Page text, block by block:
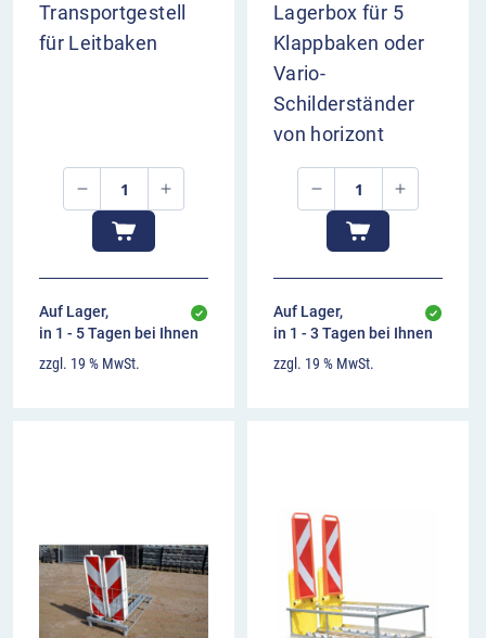
Transportgestell
für Leitbaken
Auf Lager,
in 1 - 5 Tagen bei Ihnen
zzgl. 19 % MwSt.
Lagerbox für 5
Klappbaken oder
Vario-
Schilderständer
von horizont
Auf Lager,
in 1 - 3 Tagen bei Ihnen
zzgl. 19 % MwSt.